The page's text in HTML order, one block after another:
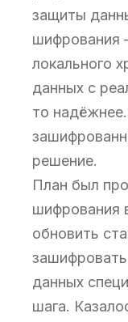
защиты
шифрования
локального
данных с
то
решение.
План был
шифрования
обновить
данных
шага.